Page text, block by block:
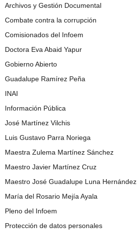
Archivos y Gestión Documental
Combate contra la corrupción
Comisionados del Infoem
Doctora Eva Abaid Yapur
Gobierno Abierto
Guadalupe Ramírez Peña
INAI
Información Pública
José Martínez Vilchis
Luis Gustavo Parra Noriega
Maestra Zulema Martínez Sánchez
Maestro Javier Martínez Cruz
Maestro José Guadalupe Luna Hernández
María del Rosario Mejía Ayala
Pleno del Infoem
Protección de datos personales